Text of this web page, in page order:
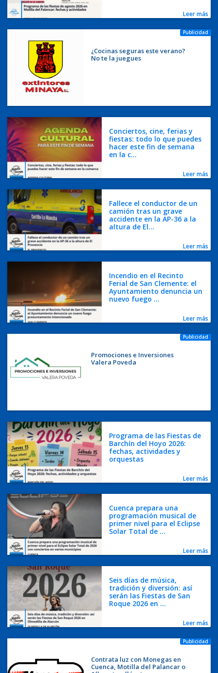
Leer más
Publicidad
¿Cocinas seguras este verano?
No te la juegues
Conciertos, cine, ferias y
fiestas: todo lo que puedes
hacer este fin de semana
en la c...
Leer más
Fallece el conductor de un
camión tras un grave
accidente en la AP-36 a la
altura de El...
Leer más
Incendio en el Recinto
Ferial de San Clemente: el
Ayuntamiento denuncia un
nuevo fuego ...
Leer más
Publicidad
Promociones e Inversiones
Valera Poveda
Programa de las Fiestas de
Barchín del Hoyo 2026:
fechas, actividades y
orquestas
Leer más
Cuenca prepara una
programación musical de
primer nivel para el Eclipse
Solar Total de ...
Leer más
Seis días de música,
tradición y diversión: así
serán las Fiestas de San
Roque 2026 en ...
Leer más
Publicidad
Contrata luz con Monegas en
Cuenca, Motilla del Palancar o